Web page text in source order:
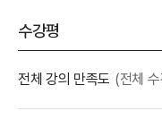
수강평
전체 강의 만족도 (전체